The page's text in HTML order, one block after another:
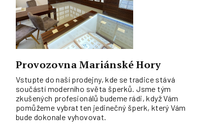
Provozovna Mariánské Hory
Vstupte do naší prodejny, kde se tradice stává
součástí moderního světa šperků. Jsme tým
zkušených profesionálů budeme rádi, když Vám
pomůžeme vybrat ten jedinečný šperk, který Vám
bude dokonale vyhovovat.